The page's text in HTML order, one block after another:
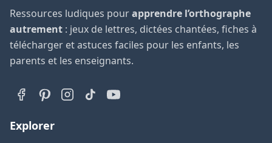
Ressources ludiques pourapprendre l’orthographe
autrement : jeux de lettres, dictées chantées, fiches à
télécharger et astuces faciles pour les enfants, les
parents et les enseignants.
Explorer